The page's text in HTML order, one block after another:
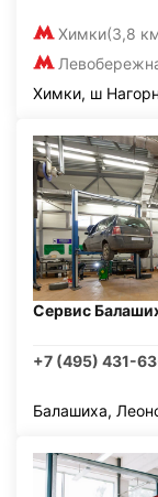
Химки(3,8
Химки, ш
Сервис
+7 (495) 431-
Балашиха,